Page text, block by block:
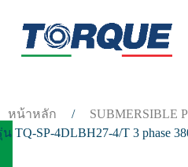
หน้าหลัก / SUBMERSIBLE
น TQ-SP-4DLBH27-4/T 3 phase